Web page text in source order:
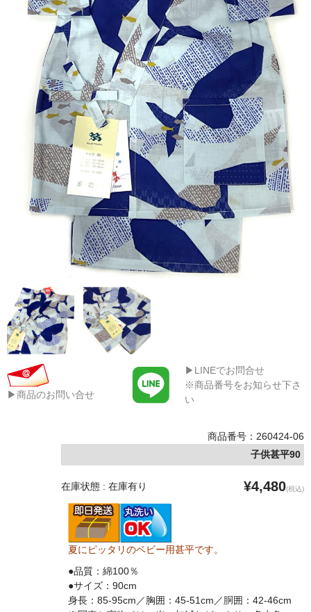
▶商品のお問い合せ
▶LINEでお問合せ
※商品番号をお知らせ下さ
い
商品番号：260424-06
子供甚平90
在庫状態 : 在庫有り ¥4,480(税込)
夏にピッタリのベビー用甚平です。
●品質：綿100％
●サイズ：90cm
身長：85-95cm／胸囲：45-51cm／胴囲：42-46cm